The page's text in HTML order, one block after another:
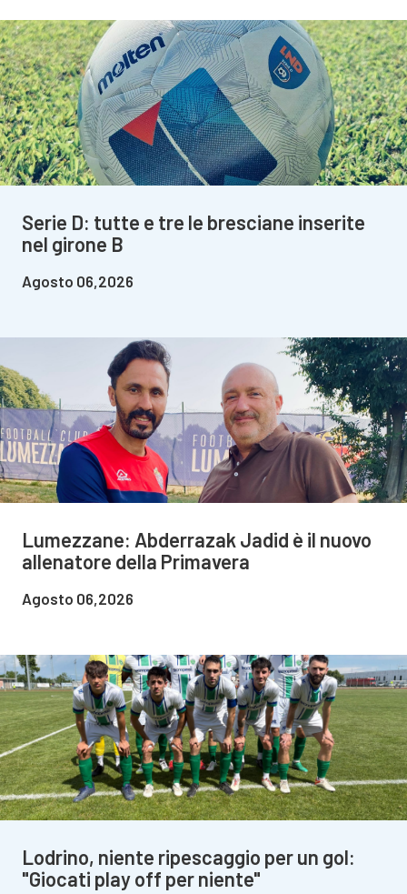
Serie D: tutte e tre le bresciane inserite
nel girone B
Agosto 06,2026
Lumezzane: Abderrazak Jadid è il nuovo
allenatore della Primavera
Agosto 06,2026
Lodrino, niente ripescaggio per un gol:
"Giocati play off per niente"